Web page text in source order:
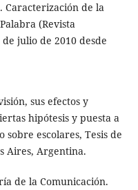
Caracterización de la
(Revista
julio de 2010 desde
sus efectos y
hipótesis y puesta a
escolares, Tesis de
Aires, Argentina.
de la Comunicación.